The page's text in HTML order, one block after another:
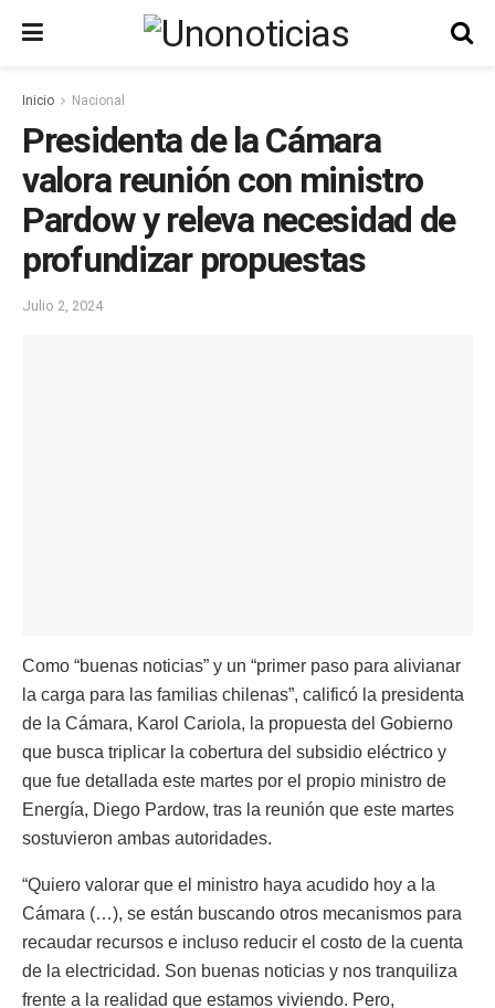
Inicio Nacional
Presidenta de la Cámara
valora reunión con ministro
Pardow y releva necesidad de
profundizar propuestas
Julio 2, 2024
Como “buenas noticias” y un “primer paso para alivianar
la carga para las familias chilenas”, calificó la presidenta
de la Cámara, Karol Cariola, la propuesta del Gobierno
que busca triplicar la cobertura del subsidio eléctrico y
que fue detallada este martes por el propio ministro de
Energía, Diego Pardow, tras la reunión que este martes
sostuvieron ambas autoridades.
“Quiero valorar que el ministro haya acudido hoy a la
Cámara (…), se están buscando otros mecanismos para
recaudar recursos e incluso reducir el costo de la cuenta
de la electricidad. Son buenas noticias y nos tranquiliza
frente a la realidad que estamos viviendo. Pero,